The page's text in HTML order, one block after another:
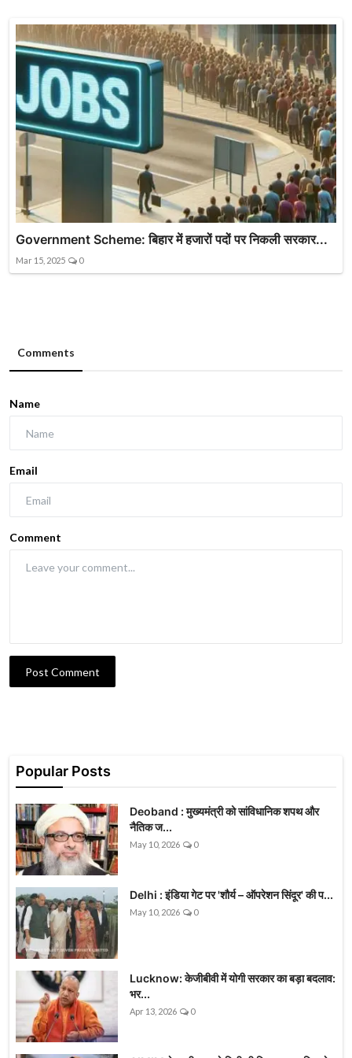
Government Scheme: बिहार में हजारों पदों पर निकली सरकार...
Mar 15, 2025 0
Comments
Name
Email
Comment
Post Comment
Popular Posts
Deoband : मुख्यमंत्री को सांविधानिक शपथ और
नैतिक ज...
May 10, 2026 0
Delhi : इंडिया गेट पर 'शौर्य – ऑपरेशन सिंदूर' की प...
May 10, 2026 0
Lucknow: केजीबीवी में योगी सरकार का बड़ा बदलाव:
भर...
Apr 13, 2026 0